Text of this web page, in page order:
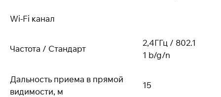
Wi-Fi канал
Частота / Стандарт
2,4ГГц / 802.1
1 b/g/n
Дальность приема в прямой
видимости, м
15